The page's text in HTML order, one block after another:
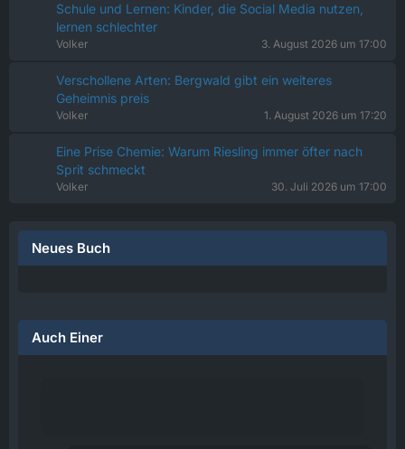
Schule und Lernen: Kinder, die Social Media nutzen,
lernen schlechter
Volker 3. August 2026 um 17:00
Verschollene Arten: Bergwald gibt ein weiteres
Geheimnis preis
Volker 1. August 2026 um 17:20
Eine Prise Chemie: Warum Riesling immer öfter nach
Sprit schmeckt
Volker 30. Juli 2026 um 17:00
Neues Buch
Auch Einer